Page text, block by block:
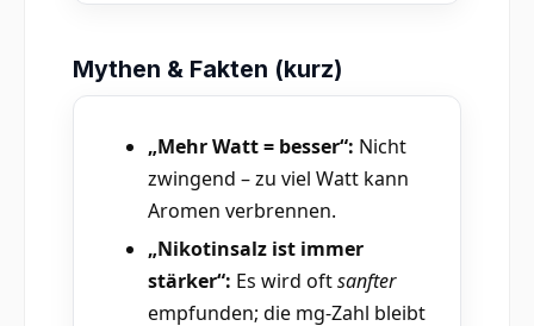
Mythen & Fakten (kurz)
„Mehr Watt = besser“: Nicht
zwingend – zu viel Watt kann
Aromen verbrennen.
„Nikotinsalz ist immer
stärker“: Es wird oftsanfter
empfunden; die mg-Zahl bleibt